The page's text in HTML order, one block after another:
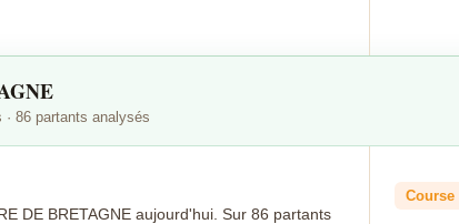
86 partants analysés
DE BRETAGNE aujourd'hui. Sur 86 partants
Course